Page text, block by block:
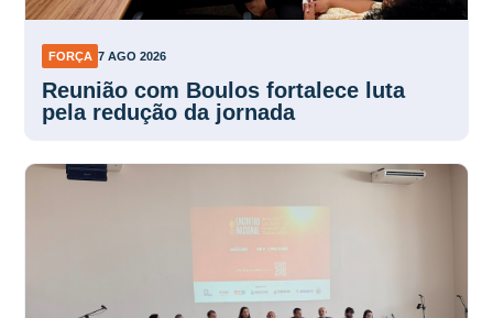
FORÇA 7 AGO 2026
Reunião com Boulos fortalece luta
pela redução da jornada